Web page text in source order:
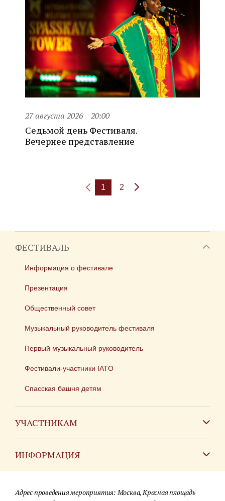
27 августа 2026 20:00
Седьмой день Фестиваля.
Вечернее представление
1 2
ФЕСТИВАЛЬ
Информация о фестивале
Презентация
Общественный совет
Музыкальный руководитель фестиваля
Первый музыкальный руководитель
Фестивали-участники IATO
Спасская башня детям
УЧАСТНИКАМ
ИНФОРМАЦИЯ
Для СМИ
Адрес проведения мероприятия: Москва, Красная площадь